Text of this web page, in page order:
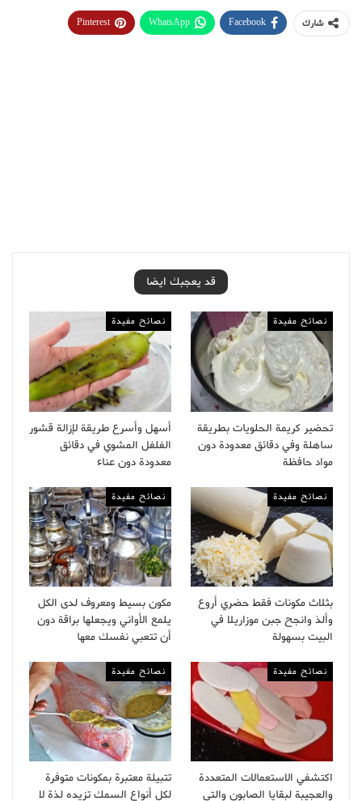
شارك Facebook
WhatsApp
Pinterest
قد يعجبك ايضا
نصائح مفيدة
تحضير كريمة الحلويات بطريقة
ساهلة وفي دقائق معدودة دون
مواد حافظة
نصائح مفيدة
أسهل وأسرع طريقة لإزالة قشور
الفلفل المشوي في دقائق
معدودة دون عناء
نصائح مفيدة
بثلاث مكونات فقط حضري أروع
وألذ وانجح جبن موزاريلا في
البيت بسهولة
نصائح مفيدة
مكون بسيط ومعروف لدى الكل
يلمع الأواني ويجعلها براقة دون
أن تتعبي نفسك معها
نصائح مفيدة
اكتشفي الاستعمالات المتعددة
والعجيبة لبقايا الصابون والتي
نصائح مفيدة
تتبيلة معتبرة بمكونات متوفرة
لكل أنواع السمك تزيده لذة لا